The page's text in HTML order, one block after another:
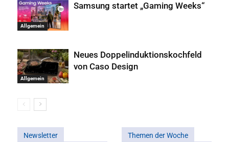
Allgemein
Samsung startet „Gaming Weeks“
Allgemein
Neues Doppelinduktionskochfeld
von Caso Design
Newsletter Themen der Woche